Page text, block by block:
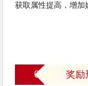
获取属性提高，增加
奖励
0